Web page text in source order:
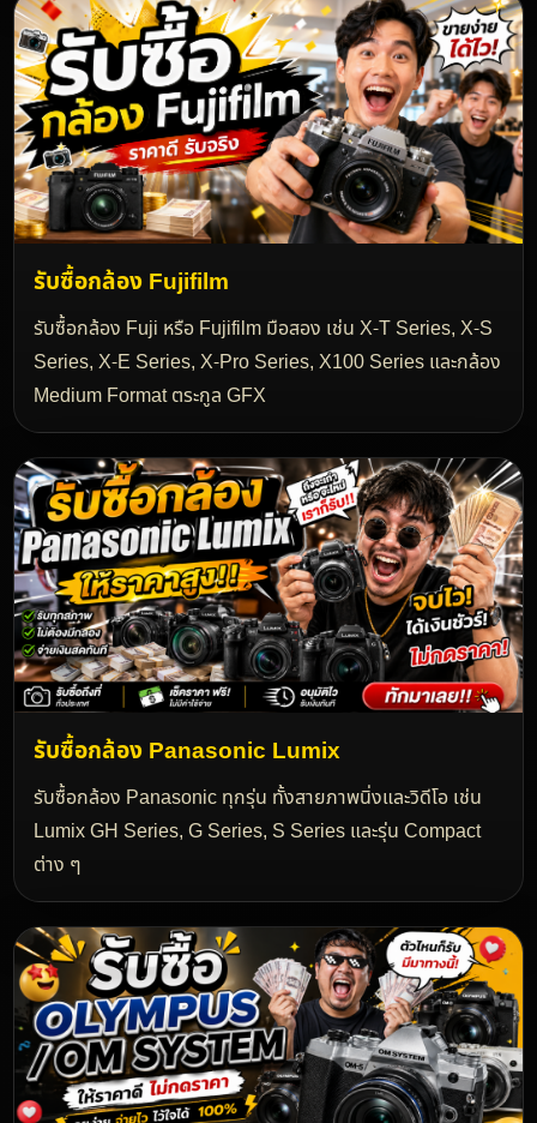
รับซื้อกล้อง Fujifilm
รับซื้อกล้อง Fuji หรือ Fujifilm มือสอง เช่น X-T Series, X-S
Series, X-E Series, X-Pro Series, X100 Series และกล้อง
Medium Format ตระกูล GFX
รับซื้อกล้อง Panasonic Lumix
รับซื้อกล้อง Panasonic ทุกรุ่น ทั้งสายภาพนิ่งและวิดีโอ เช่น
Lumix GH Series, G Series, S Series และรุ่น Compact
ต่าง ๆ